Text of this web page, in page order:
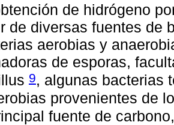
de hidrógeno
de diversas fuentes de
aerobias y
de esporas,
9, algunas bacterias
provenientes de
fuente de